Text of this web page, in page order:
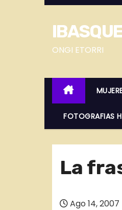
S
r
ONGI ETORRI
FOTOGRAFIAS
La
Ago 14, 2007